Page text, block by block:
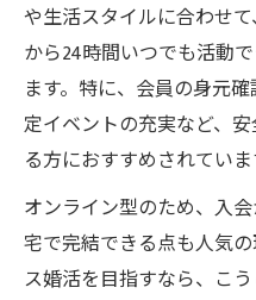
や生活スタイルに合わせ
から24時間いつでも活動
ます。特に、会員の身元
定イベントの充実など、
る方におすすめされていま
オンライン型のため、入
宅で完結できる点も人気
ス婚活を目指すなら、こ